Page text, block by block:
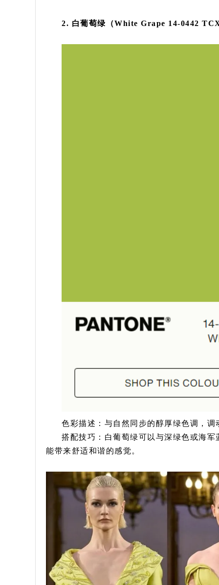
2. 白葡萄绿（White Grape 14-0442
色彩描述：与自然同步的醇厚绿色调，
搭配技巧：白葡萄绿可以与深绿色或海
能带来舒适和谐的感觉。